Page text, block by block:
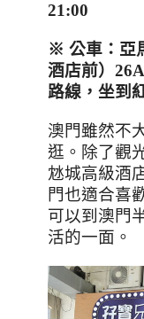
21:00
※ 公車：亞
酒店前）26A
路線， 坐到
澳門雖然不
逛。除了觀
沊城高級酒
門也適合喜
可以到澳門
活的一面。